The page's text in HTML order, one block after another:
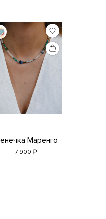
Фенечка Маренго
7 900 ₽